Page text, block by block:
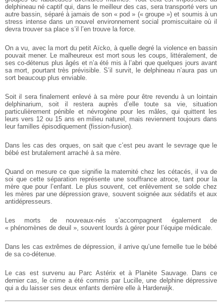
delphineau né captif qui, dans le meilleur des cas, sera transporté vers un
autre bassin, séparé à jamais de son « pod » (« groupe ») et soumis à un
stress intense dans un nouvel environnement social promiscuitaire où il
devra trouver sa place s’il l’en trouve la force.
On a vu, avec la mort du petit Aïcko, à quelle degré la violence en bassin
pouvait mener. Le malheureux est mort sous les coups, littéralement, de
ses co-détenus plus âgés et n’a été mis à l’abri que quelques jours avant
sa mort, pourtant très prévisible. S’il survit, le delphineau n’aura pas un
sort beaucoup plus enviable.
Soit il sera finalement enlevé à sa mère pour être revendu à un lointain
delphinarium, soit il restera auprès d’elle toute sa vie, situation
particulièrement pénible et névrogène pour les mâles, qui quittent les
leurs vers 12 ou 15 ans en milieu naturel, mais reviennent toujours dans
leur familles épisodiquement (fission-fusion).
Dans les cas des orques, on sait que c’est peu avant le sevrage que le
bébé est brutalement arraché à sa mère.
Quand on mesure ce que signifie la maternité chez les cétacés, il va de
soi que cette séparation représente une souffrance atroce, tant pour la
mère que pour l’enfant. Le plus souvent, cet enlèvement se solde chez
les mères par une dépression grave, souvent soignée aux sédatifs et aux
antidépresseurs.
Les morts de nouveaux-nés s’accompagnent également de
« phénomènes de deuil », souvent lourds à gérer pour l’équipe médicale.
Dans les cas extrêmes de dépression, il arrive qu’une femelle tue le bébé
de sa co-détenue.
Le cas est survenu au Parc Astérix et à Planète Sauvage. Dans ce
dernier cas, le crime a été commis par Lucille, une delphine dépressive
qui a du laisser ses deux enfants derrière elle à Harderwijk.